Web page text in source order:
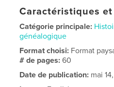
Caractéristiques
Catégorie principale:
généalogique
Format choisi: Format
# de pages:60
Date de publication: mai